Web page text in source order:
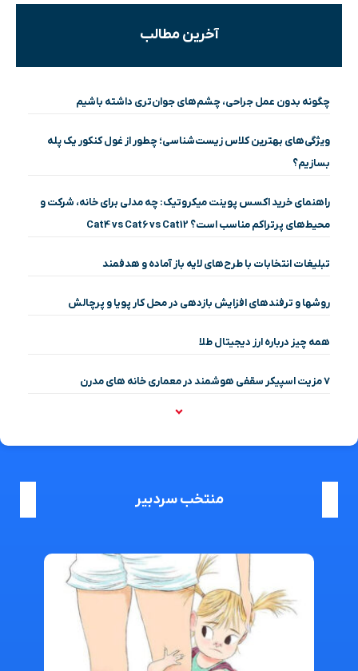
آخرین مطالب
چگونه بدون عمل جراحی، چشم‌های جوان‌تری داشته باشیم
ویژگی‌های بهترین کلاس زیست‌شناسی؛ چطور از غول کنکور یک پله
بسازیم؟
راهنمای خرید اکسس پوینت میکروتیک: چه مدلی برای خانه، شرکت و
محیط‌های پرتراکم مناسب است؟ Cat4 vs Cat6 vs Cat12
تبلیغات انتخابات با طرح‌های لایه باز آماده و هدفمند
روشها و ترفندهای افزایش بازدهی در محل کار پویا و پرچالش
همه چیز درباره ارز دیجیتال طلا
۷ مزیت اسپیکر سقفی هوشمند در معماری خانه‌ های مدرن
منتخب سردبیر